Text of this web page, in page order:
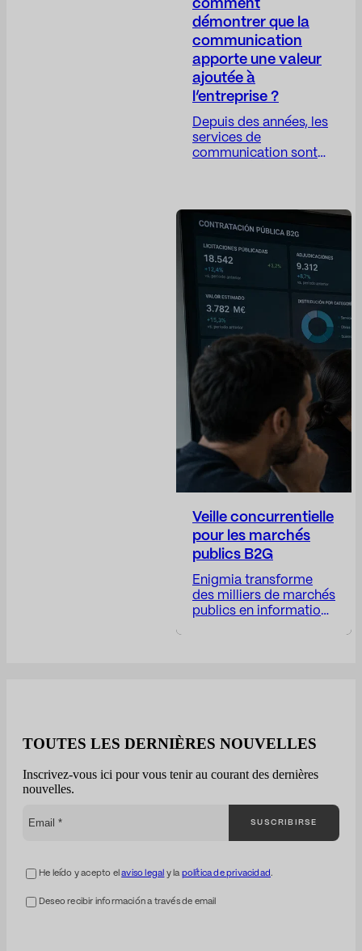
comment
démontrer que la
communication
apporte une valeur
ajoutée à
l’entreprise ?
Depuis des années, les
services de
communication sont
en plus stratégique,
mais leurs indicateurs
restent, dans bien des
cas, trop opérationnels.
Le directeur de la
communication joue un
rôle crucial pour
instaurer la confiance,
protéger la réputation
de l’entreprise,
anticiper les risques,
assurer la transparence
des décisions
stratégiques et
positionner l’entreprise.
Veille concurrentielle
pour les marchés
publics B2G
Enigmia transforme
des milliers de marchés
publics en informations
rares sont les
comprennent
plupart des entreprises
abordent les marchés
fragmentée : Enigmia
analyse complète…
TOUTES LES DERNIÈRES NOUVELLES
Inscrivez-vous ici pour vous tenir au courant des dernières
nouvelles.
He leído y acepto elaviso legal y la política de privacidad .
Deseo recibir información a través de email
SUSCRIBIRSE